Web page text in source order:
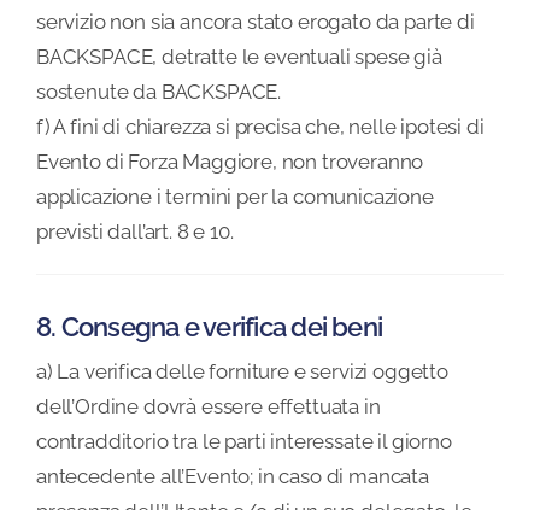
servizio non sia ancora stato erogato da parte di
BACKSPACE, detratte le eventuali spese già
sostenute da BACKSPACE.
f) A fini di chiarezza si precisa che, nelle ipotesi di
Evento di Forza Maggiore, non troveranno
applicazione i termini per la comunicazione
previsti dall’art. 8 e 10.
8. Consegna e verifica dei beni
a) La verifica delle forniture e servizi oggetto
dell’Ordine dovrà essere effettuata in
contradditorio tra le parti interessate il giorno
antecedente all’Evento; in caso di mancata